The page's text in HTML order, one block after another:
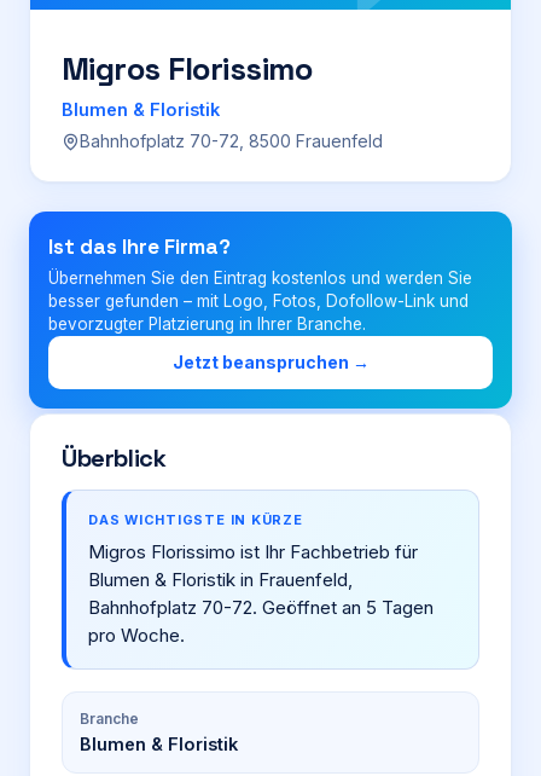
Preise
Für Firmen
Login
Firma eintragen
Migros Florissimo
Blumen & Floristik
Bahnhofplatz 70-72, 8500 Frauenfeld
Ist das Ihre Firma?
Übernehmen Sie den Eintrag kostenlos und werden Sie
besser gefunden – mit Logo, Fotos, Dofollow-Link und
bevorzugter Platzierung in Ihrer Branche.
Jetzt beanspruchen →
Überblick
DAS WICHTIGSTE IN KÜRZE
Migros Florissimo ist Ihr Fachbetrieb für
Blumen & Floristik in Frauenfeld,
Bahnhofplatz 70-72. Geöffnet an 5 Tagen
pro Woche.
Branche
Blumen & Floristik